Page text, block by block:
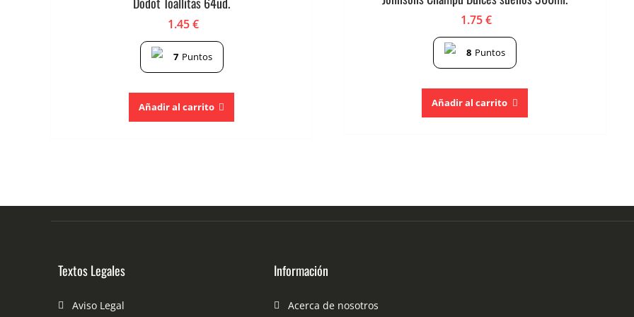
1.45€
7 Puntos
Añadir al carrito
1.75€
8 Puntos
Añadir al carrito
Textos Legales
Aviso Legal
Información
Acerca de nosotros